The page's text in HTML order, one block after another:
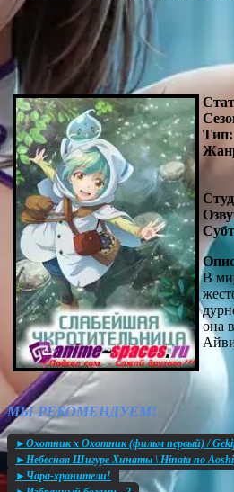
Тип:
В
она
МЫ РЕКОМЕНДУЕМ!
►Охотник х Охотник (фильм первый) /
►Небесная Шигуре Хинаты \ Hinata no
►Чара-хранители!